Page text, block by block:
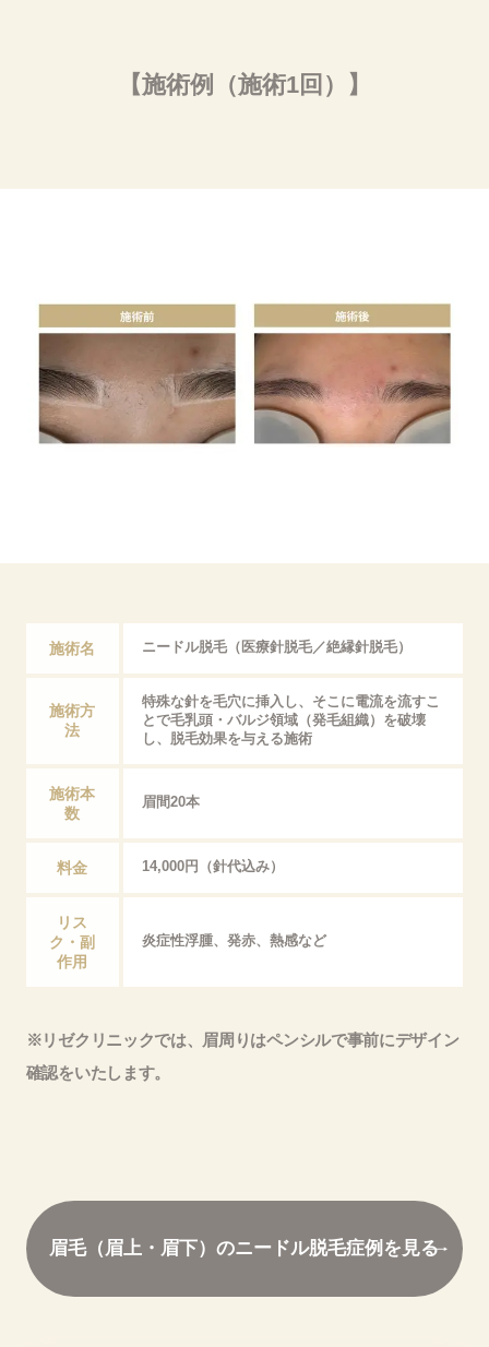
【施術例（施術1回）】
施術名 ニードル脱毛（医療針脱毛／絶縁針脱毛）
施術方
法
特殊な針を毛穴に挿入し、そこに電流を流すこ
とで毛乳頭・バルジ領域（発毛組織）を破壊
し、脱毛効果を与える施術
施術本
数
眉間20本
料金 14,000円（針代込み）
リス
ク・副
作用
炎症性浮腫、発赤、熱感など
※リゼクリニックでは、眉周りはペンシルで事前にデザイン
確認をいたします。
眉毛（眉上・眉下）のニードル脱毛症例を見る